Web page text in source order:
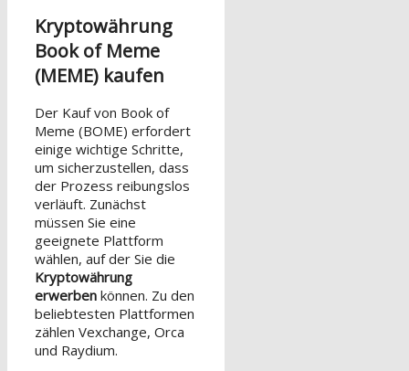
Kryptowährung
Book of Meme
(MEME) kaufen
Der Kauf von Book of
Meme (BOME) erfordert
einige wichtige Schritte,
um sicherzustellen, dass
der Prozess reibungslos
verläuft. Zunächst
müssen Sie eine
geeignete Plattform
wählen, auf der Sie die
Kryptowährung
erwerben können. Zu den
beliebtesten Plattformen
zählen Vexchange, Orca
und Raydium.